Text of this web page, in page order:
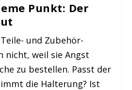
Punkt: Der
und Zubehör-
nicht, weil sie Angst
zu bestellen. Passt der
die Halterung? Ist